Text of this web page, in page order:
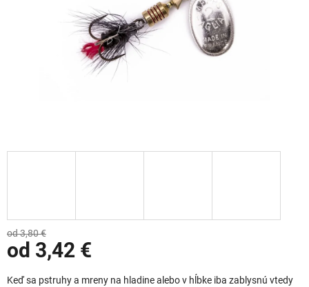
od 3,80 €
od 3,42 €
Jednotková cena:
Keď sa pstruhy a mreny na hladine alebo v hĺbke iba zablysnú vtedy